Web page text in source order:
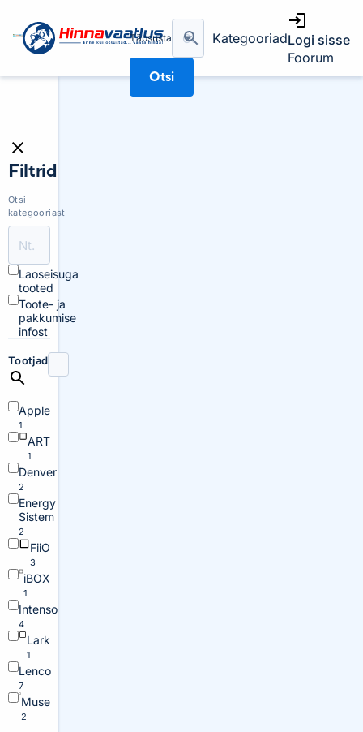
Täpsusta
Otsi
KategooriadLogi sisse
Foorum
Filtrid
Otsi
kategooriast
Laoseisuga
tooted
Toote- ja
pakkumise
infost
Tootjad
Apple
1
ART
1
Denver
2
Energy
Sistem
2
FiiO
3
iBOX
1
Intenso
4
Lark
1
Lenco
7
Muse
2